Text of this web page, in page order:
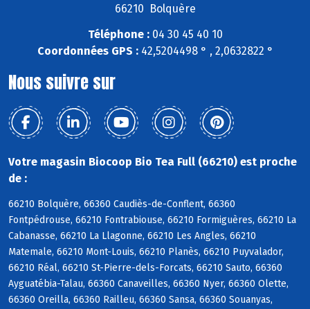
66210 Bolquère
Téléphone :04 30 45 40 10
Coordonnées GPS :42,5204498 ° , 2,0632822 °
Nous suivre sur
Votre magasin Biocoop Bio Tea Full (66210) est proche
de :
66210 Bolquère, 66360 Caudiès-de-Conflent, 66360
Fontpédrouse, 66210 Fontrabiouse, 66210 Formiguères, 66210 La
Cabanasse, 66210 La Llagonne, 66210 Les Angles, 66210
Matemale, 66210 Mont-Louis, 66210 Planès, 66210 Puyvalador,
66210 Réal, 66210 St-Pierre-dels-Forcats, 66210 Sauto, 66360
Ayguatébia-Talau, 66360 Canaveilles, 66360 Nyer, 66360 Olette,
66360 Oreilla, 66360 Railleu, 66360 Sansa, 66360 Souanyas,